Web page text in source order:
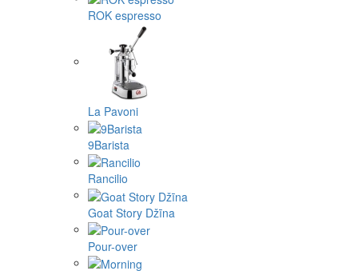
ROK espresso
La Pavoni
9Barista
Rancilio
Goat Story Džīna
Pour-over